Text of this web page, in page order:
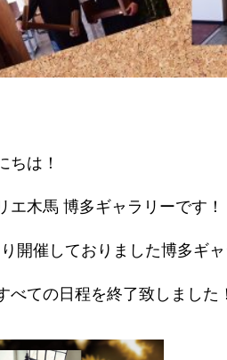
ちは！
エ木馬 博多ギャラリーです！
開催しておりました博多ギ
べての日程を終了致しました